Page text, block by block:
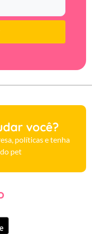
você?
políticas e tenha
pet